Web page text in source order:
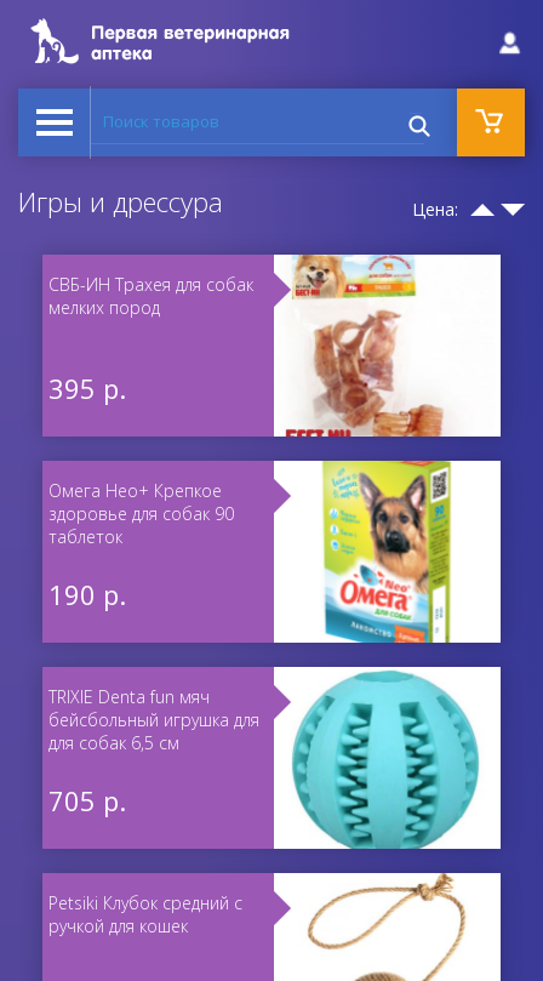
Поиск товаров
Игры и дрессура Цена:
СВБ-ИН Трахея для собак
мелких пород
395 р.
Омега Нео+ Крепкое
здоровье для собак 90
таблеток
190 р.
TRIXIE Denta fun мяч
бейсбольный игрушка для
для собак 6,5 см
705 р.
Petsiki Клубок средний с
ручкой для кошек